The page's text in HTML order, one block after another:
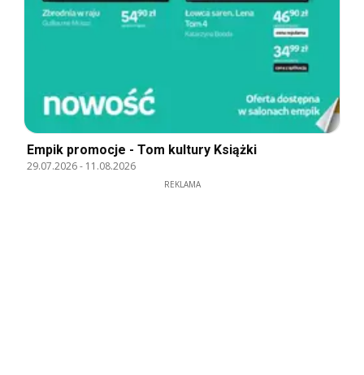
Empik promocje - Tom kultury Książki
29.07.2026- 11.08.2026
REKLAMA